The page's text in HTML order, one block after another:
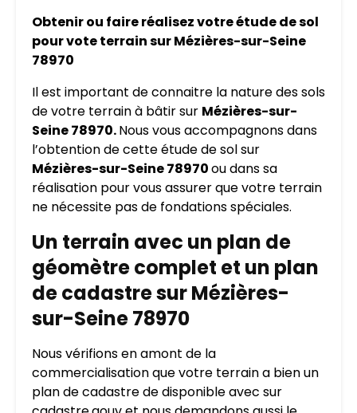
Obtenir ou faire réalisez votre étude de sol
pour vote terrain sur Mézières-sur-Seine
78970
Il est important de connaitre la nature des sols
de votre terrain à bâtir sur Mézières-sur-
Seine 78970.Nous vous accompagnons dans
l’obtention de cette étude de sol sur
Mézières-sur-Seine 78970ou dans sa
réalisation pour vous assurer que votre terrain
ne nécessite pas de fondations spéciales.
Un terrain avec un plan de
géomètre complet et un plan
de cadastre sur Mézières-
sur-Seine 78970
Nous vérifions en amont de la
commercialisation que votre terrain a bien un
plan de cadastre de disponible avec sur